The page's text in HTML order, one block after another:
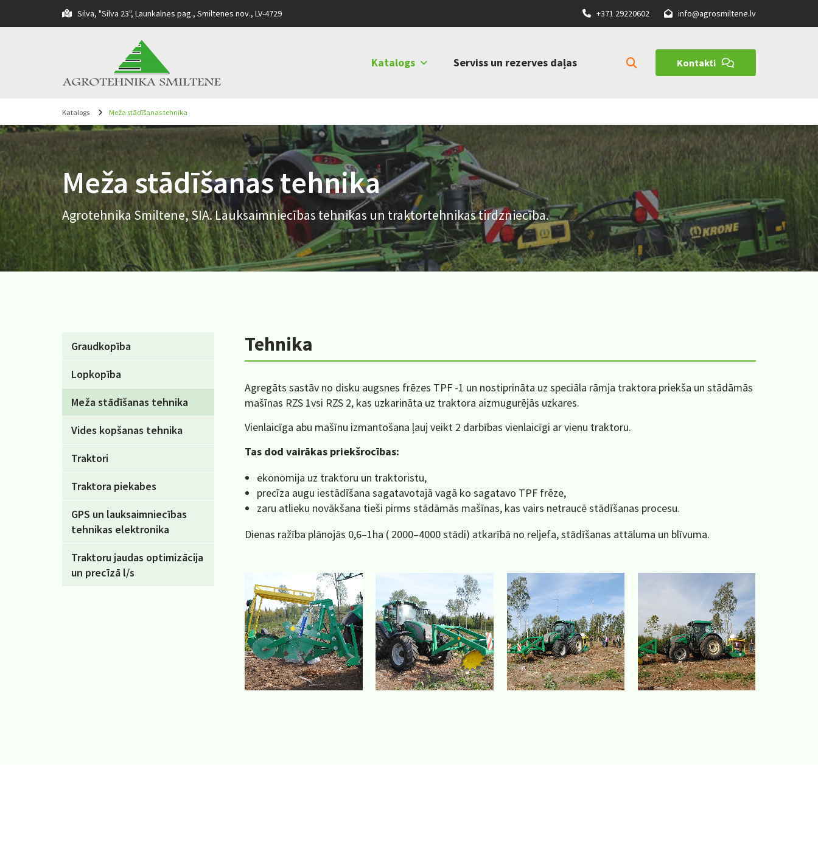
 Silva, "Silva 23", Launkalnes pag., Smiltenes nov., LV-4729  +371 29220602  info@agrosmiltene.lv
Katalogs Serviss un rezerves daļas Kontakti
Katalogs Meža stādīšanas tehnika
Meža stādīšanas tehnika
Agrotehnika Smiltene, SIA. Lauksaimniecības tehnikas un traktortehnikas tirdzniecība.
Graudkopība
Lopkopība
Meža stādīšanas tehnika
Vides kopšanas tehnika
Traktori
Traktora piekabes
GPS un lauksaimniecības
tehnikas elektronika
Traktoru jaudas optimizācija
un precīzā l/s
Tehnika
Agregāts sastāv no disku augsnes frēzes TPF -1 un nostiprināta uz speciāla rāmja traktora priekša un stādāmās
mašīnas RZS 1vsi RZS 2, kas uzkarināta uz traktora aizmugurējās uzkares.
Vienlaicīga abu mašīnu izmantošana ļauj veikt 2 darbības vienlaicīgi ar vienu traktoru.
Tas dod vairākas priekšrocības:
ekonomija uz traktoru un traktoristu,
precīza augu iestādīšana sagatavotajā vagā ko sagatavo TPF frēze,
zaru atlieku novākšana tieši pirms stādāmās mašīnas, kas vairs netraucē stādīšanas procesu.
Dienas ražība plānojās 0,6–1ha ( 2000–4000 stādi) atkarībā no reljefa, stādīšanas attāluma un blīvuma.